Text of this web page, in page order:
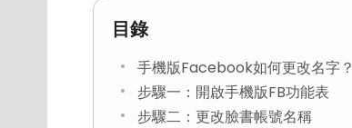
目錄
手機版Facebook如何更改名字？
步驟一：開啟手機版FB功能表
步驟二：更改臉書帳號名稱